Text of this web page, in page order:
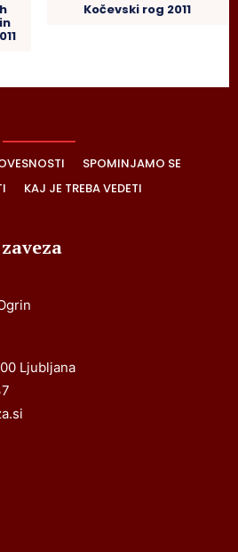
Kočevski rog 2011
SPOMINJAMO SE
KAJ JE TREBA VEDETI
Ljubljana